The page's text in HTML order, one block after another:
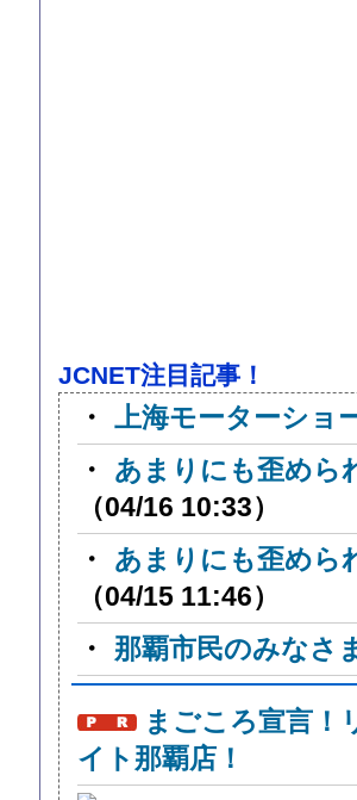
JCNET注目記事！
・ 上海モーターショ
・
あまりにも歪めら
（04/16 10:33）
・
あまりにも歪めら
（04/15 11:46）
・
那覇市民のみなさ
まごころ宣言！
イト那覇店！